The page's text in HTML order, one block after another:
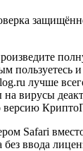
лучше
вирусы
Safari
без ввода